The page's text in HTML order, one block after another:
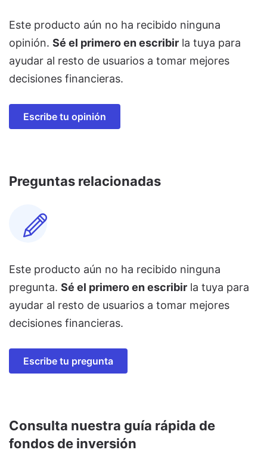
Este producto aún no ha recibido ninguna
opinión. Sé el primero en escribir la tuya para
ayudar al resto de usuarios a tomar mejores
decisiones financieras.
Escribe tu opinión
Preguntas relacionadas
Este producto aún no ha recibido ninguna
pregunta. Sé el primero en escribir la tuya para
ayudar al resto de usuarios a tomar mejores
decisiones financieras.
Escribe tu pregunta
Consulta nuestra guía rápida de
fondos de inversión